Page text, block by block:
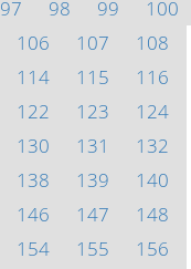
97 98 99
100
106 107
108
114 115
116
122 123
124
130 131
132
138 139
140
146 147
148
154 155
156